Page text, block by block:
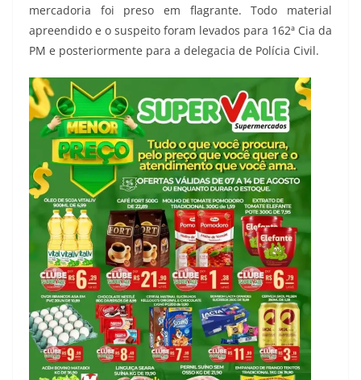
mercadoria foi preso em flagrante. Todo material
apreendido e o suspeito foram levados para 162ª Cia da
PM e posteriormente para a delegacia de Polícia Civil.